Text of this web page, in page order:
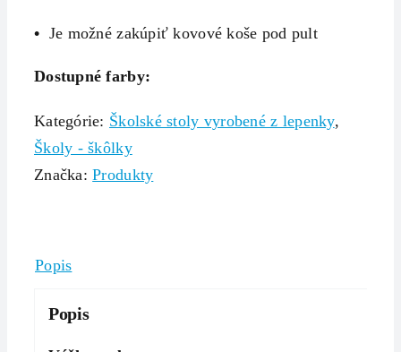
• Je možné zakúpiť kovové koše pod pult
Dostupné farby:
Kategórie: Školské stoly vyrobené z lepenky,
Školy - škôlky
Značka:Produkty
Popis
Popis